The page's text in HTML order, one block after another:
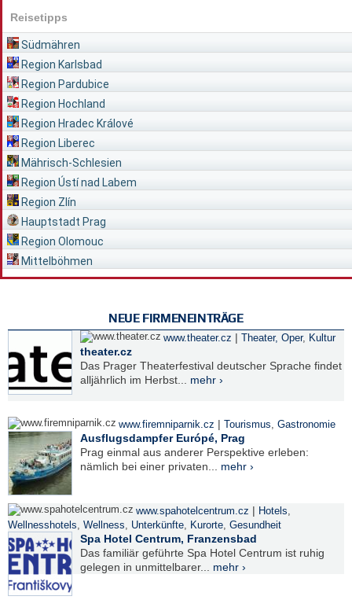
Reisetipps
Südmähren
Region Karlsbad
Region Pardubice
Region Hochland
Region Hradec Králové
Region Liberec
Mährisch-Schlesien
Region Ústí nad Labem
Region Zlín
Hauptstadt Prag
Region Olomouc
Mittelböhmen
NEUE FIRMENEINTRÄGE
www.theater.cz | Theater, Oper, Kultur
theater.cz
Das Prager Theaterfestival deutscher Sprache findet
alljährlich im Herbst... mehr ›
www.firemniparnik.cz | Tourismus, Gastronomie
Ausflugsdampfer Európé, Prag
Prag einmal aus anderer Perspektive erleben:
nämlich bei einer privaten... mehr ›
www.spahotelcentrum.cz | Hotels,
Wellnesshotels, Wellness, Unterkünfte, Kurorte, Gesundheit
Spa Hotel Centrum, Franzensbad
Das familiär geführte Spa Hotel Centrum ist ruhig
gelegen in unmittelbarer... mehr ›